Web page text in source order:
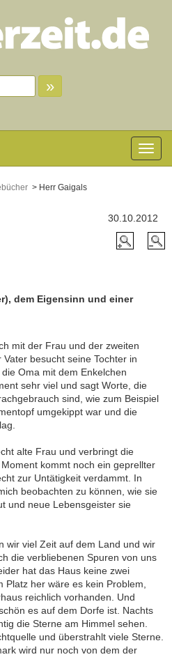
»
Toggle
> Herr Gaigals
30.10.2012
dem Eigensinn und einer
mit der Frau und der zweiten
besucht seine Tochter in
Oma mit dem Enkelchen
sehr viel und sagt Worte, die
sind, wie zum Beispiel
umgekippt war und die
alte Frau und verbringt die
kommt noch ein geprellter
zur Untätigkeit verdammt. In
beobachten zu können, wie sie
und neue Lebensgeister sie
wir viel Zeit auf dem Land und wir
die verbliebenen Spuren von uns
hat das Haus keine zwei
Platz her wäre es kein Problem,
reichlich vorhanden. Und
es auf dem Dorfe ist. Nachts
die Sterne am Himmel sehen.
und überstrahlt viele Sterne.
wird nur noch von dem der